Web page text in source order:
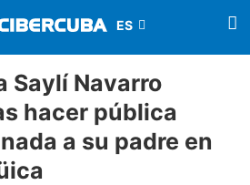
Saylí Navarro
hacer pública
a su padre en